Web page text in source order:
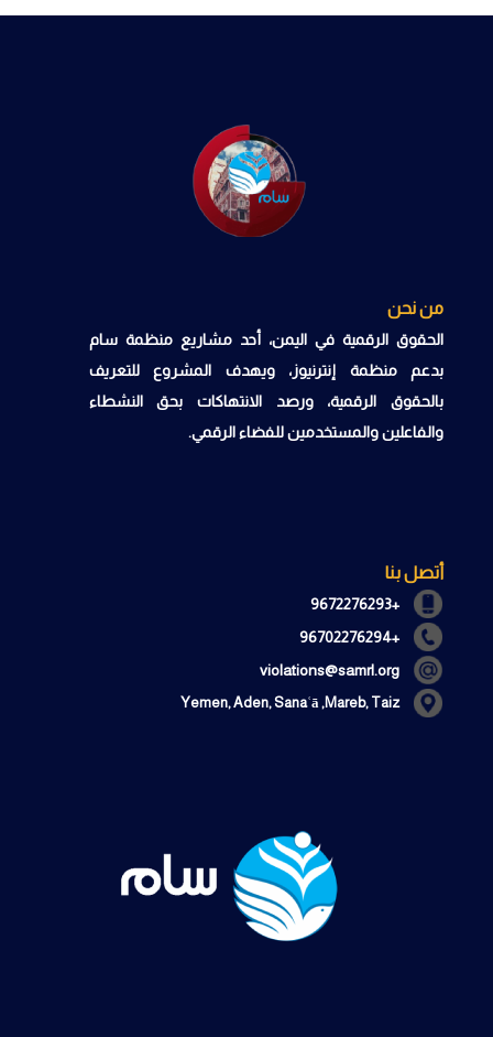
من نحن
الحقوق الرقمية في اليمن، أحد مشاريع منظمة سام
بدعم منظمة إنترنيوز، ويهدف المشروع للتعريف
بالحقوق الرقمية، ورصد الانتهاكات بحق النشطاء
والفاعلين والمستخدمين للفضاء الرقمي.
أتصل بنا
+9672276293
+96702276294
violations@samrl.org
Yemen, Aden, Sanaʿā ,Mareb, Taiz